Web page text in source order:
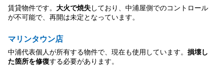
賃貸物件です。 大火で焼失しており、中浦屋側でのコントロール
が不可能で、再開は未定となっています。
マリンタウン店
中浦代表個人が所有する物件で、現在も使用しています。 損壊し
た箇所を修復する必要があります。